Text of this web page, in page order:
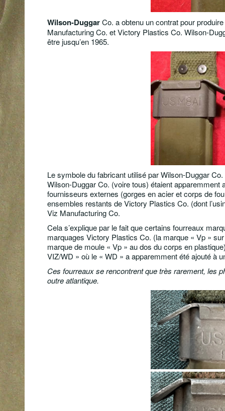
Wilson-DuggarCo. a obtenu un contrat pour
Manufacturing Co. et Victory Plastics Co. Wilson-
être jusqu’en 1965.
Le symbole du fabricant utilisé par Wilson-Duggar
Wilson-Duggar Co. (voire tous) étaient
fournisseurs externes (gorges en acier et corps de
ensembles restants de Victory Plastics Co. (dont
Viz Manufacturing Co.
Cela s’explique par le fait que certains fourreaux
marquages ​​Victory Plastics Co. (la marque « Vp »
marque de moule « Vp » au dos du corps en
VIZ/WD » où le « WD » a apparemment été ajouté à
Ces fourreaux se rencontrent que très rarement, les
outre atlantique.